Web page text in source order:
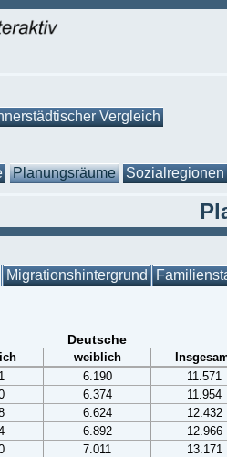
Vergleich
Planungsräume Sozialregionen
Migrationshintergrund
Deutsche
weiblich
6.190
11.571
6.374
11.954
6.624
12.432
6.892
12.966
7.011
13.171